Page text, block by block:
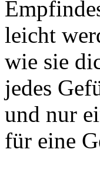
leicht
wie sie
jedes
und nur
für eine